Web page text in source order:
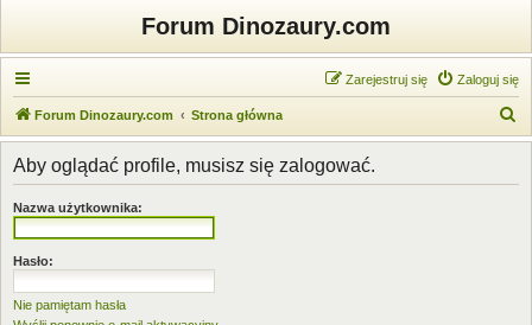
Forum Dinozaury.com
Zaloguj się
Zarejestruj się
Forum Dinozaury.com Strona główna
z
Aby oglądać profile, musisz się zalogować.
Nazwa użytkownika:
Hasło:
Nie pamiętam hasła